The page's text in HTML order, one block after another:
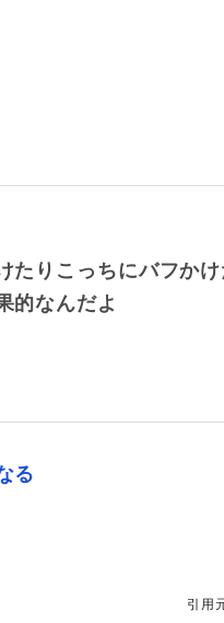
たりこっちにバフか
的なんだよ
る
引用